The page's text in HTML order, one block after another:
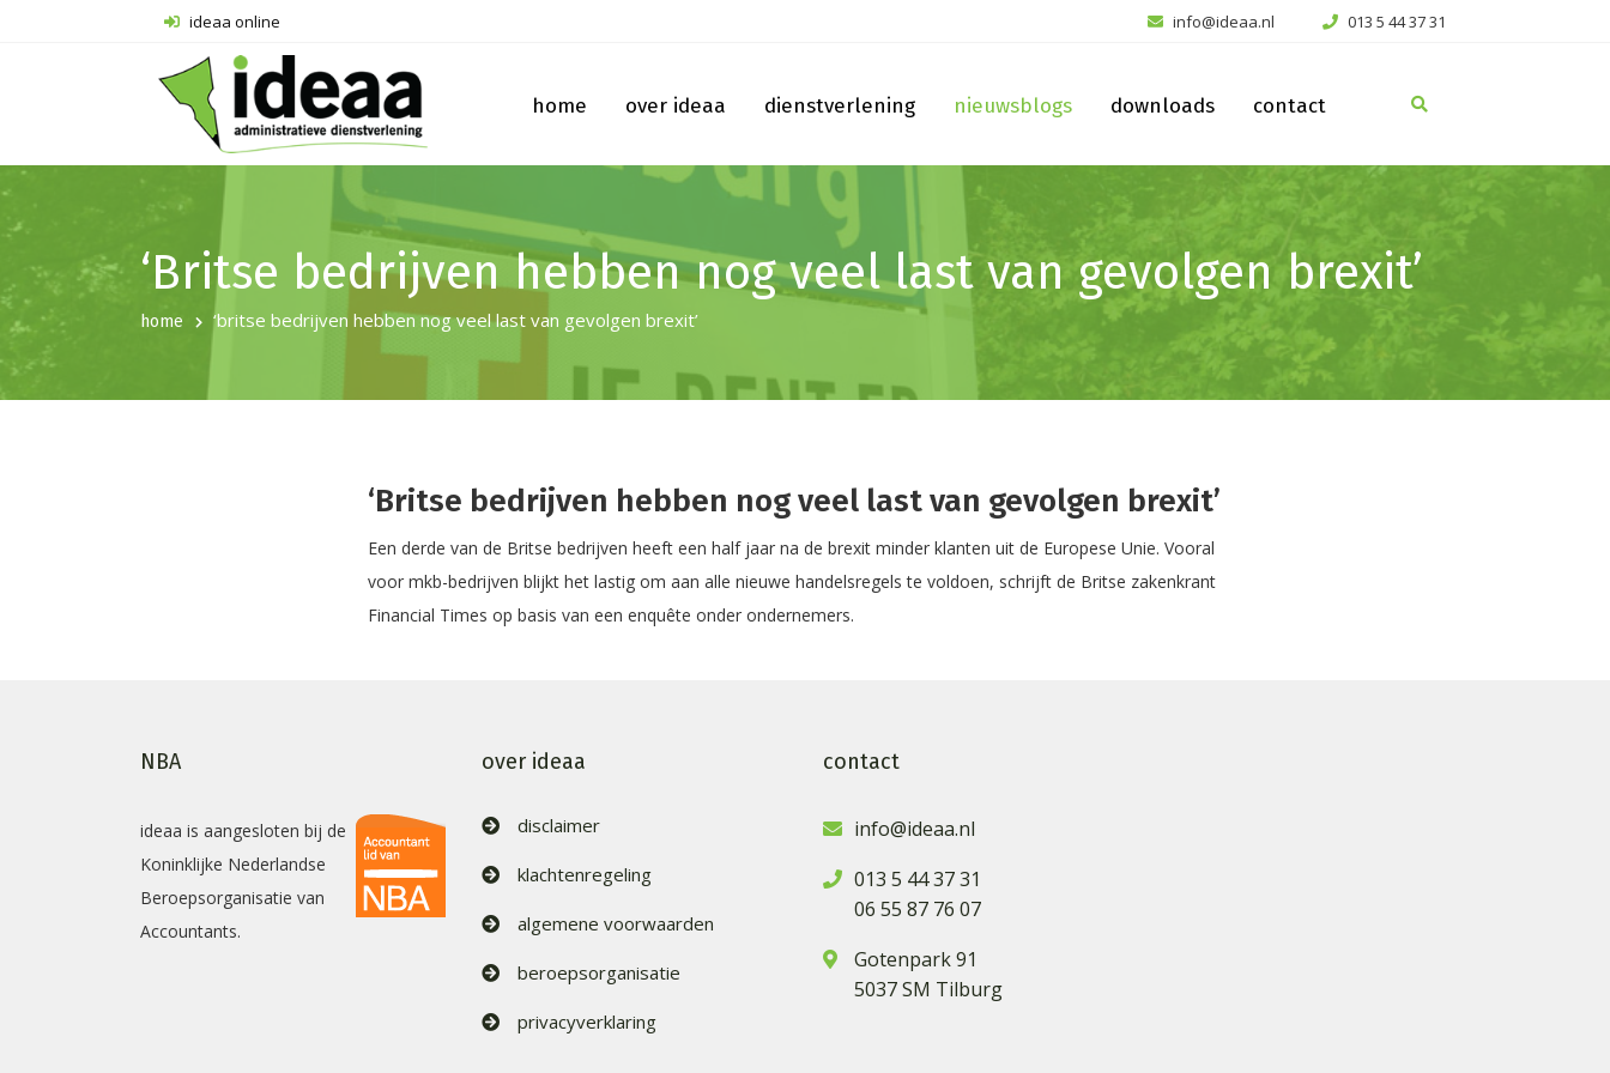
ideaa online 013 5 44 37 31
info@ideaa.nl
home over ideaa dienstverlening nieuwsblogs downloads contact
‘Britse bedrijven hebben nog veel last van gevolgen brexit’
home ‘britse bedrijven hebben nog veel last van gevolgen brexit’
‘Britse bedrijven hebben nog veel last van gevolgen brexit’
Een derde van de Britse bedrijven heeft een half jaar na de brexit minder klanten uit de Europese Unie. Vooral
voor mkb-bedrijven blijkt het lastig om aan alle nieuwe handelsregels te voldoen, schrijft de Britse zakenkrant
Financial Times op basis van een enquête onder ondernemers.
NBA
ideaa is aangesloten bij de
Koninklijke Nederlandse
Beroepsorganisatie van
Accountants.
over ideaa
disclaimer
klachtenregeling
algemene voorwaarden
beroepsorganisatie
privacyverklaring
contact
info@ideaa.nl
013 5 44 37 31
06 55 87 76 07
Gotenpark 91
5037 SM Tilburg